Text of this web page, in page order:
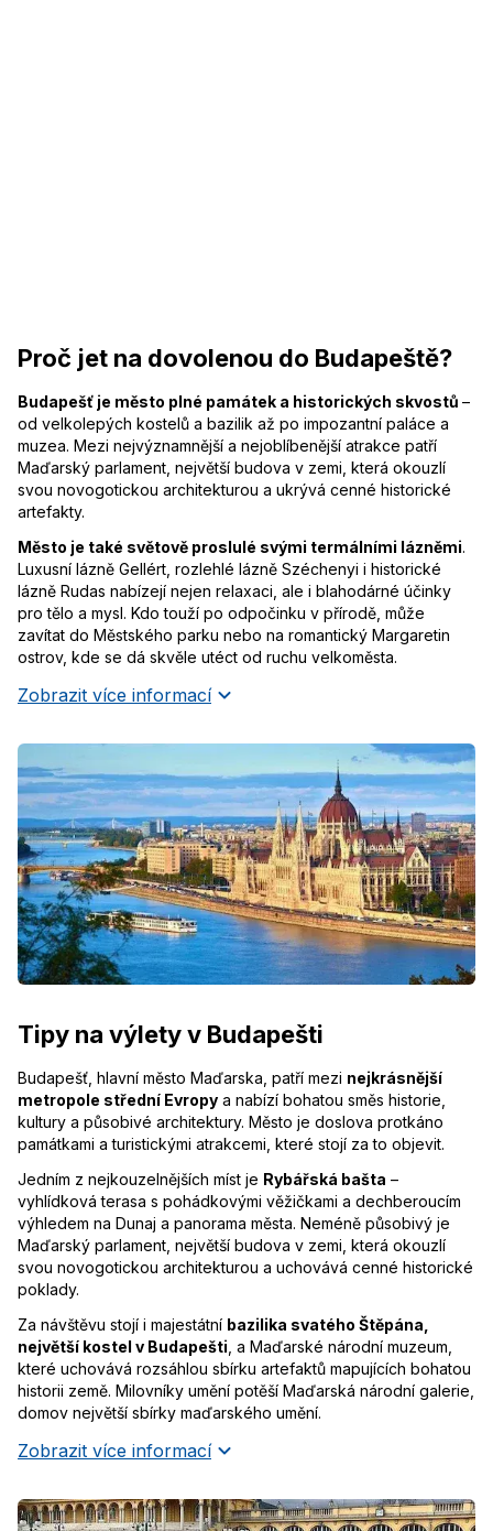
Proč jet na dovolenou do Budapeště?
Budapešť je město plné památek a historických skvostů –
od velkolepých kostelů a bazilik až po impozantní paláce a
muzea. Mezi nejvýznamnější a nejoblíbenější atrakce patří
Maďarský parlament, největší budova v zemi, která okouzlí
svou novogotickou architekturou a ukrývá cenné historické
artefakty.
Město je také světově proslulé svými termálními lázněmi.
Luxusní lázně Gellért, rozlehlé lázně Széchenyi i historické
lázně Rudas nabízejí nejen relaxaci, ale i blahodárné účinky
pro tělo a mysl. Kdo touží po odpočinku v přírodě, může
zavítat do Městského parku nebo na romantický Margaretin
ostrov, kde se dá skvěle utéct od ruchu velkoměsta.
Zobrazit více informací
Tipy na výlety v Budapešti
Budapešť, hlavní město Maďarska, patří mezi nejkrásnější
metropole střední Evropy a nabízí bohatou směs historie,
kultury a působivé architektury. Město je doslova protkáno
památkami a turistickými atrakcemi, které stojí za to objevit.
Jedním z nejkouzelnějších míst je Rybářská bašta –
vyhlídková terasa s pohádkovými věžičkami a dechberoucím
výhledem na Dunaj a panorama města. Neméně působivý je
Maďarský parlament, největší budova v zemi, která okouzlí
svou novogotickou architekturou a uchovává cenné historické
poklady.
Za návštěvu stojí i majestátní bazilika svatého Štěpána,
největší kostel v Budapešti , a Maďarské národní muzeum,
které uchovává rozsáhlou sbírku artefaktů mapujících bohatou
historii země. Milovníky umění potěší Maďarská národní galerie,
domov největší sbírky maďarského umění.
Zobrazit více informací